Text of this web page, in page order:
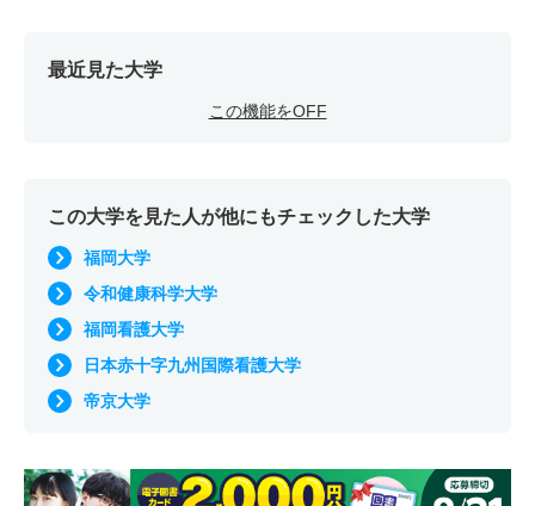
最近見た大学
この機能をOFF
この大学を見た人が他にもチェックした大学
福岡大学
令和健康科学大学
福岡看護大学
日本赤十字九州国際看護大学
帝京大学